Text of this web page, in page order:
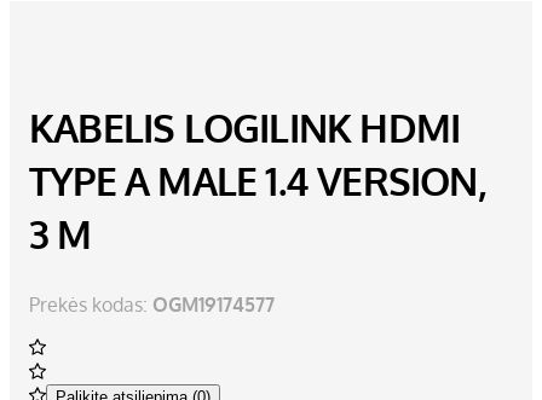
KABELIS LOGILINK HDMI
TYPE A MALE 1.4 VERSION,
3 M
Prekės kodas: OGM19174577